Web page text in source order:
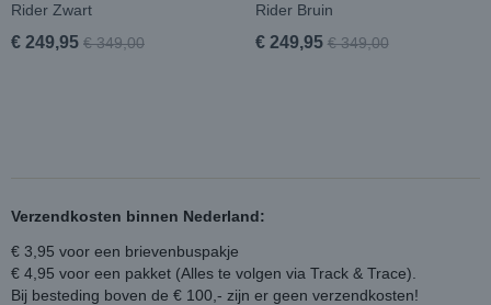
Rider Zwart
€ 249,95 € 349,00
Rider Bruin
€ 249,95 € 349,00
Verzendkosten binnen Nederland:
€ 3,95 voor een brievenbuspakje
€ 4,95 voor een pakket (Alles te volgen via Track & Trace).
Bij besteding boven de € 100,- zijn er geen verzendkosten!